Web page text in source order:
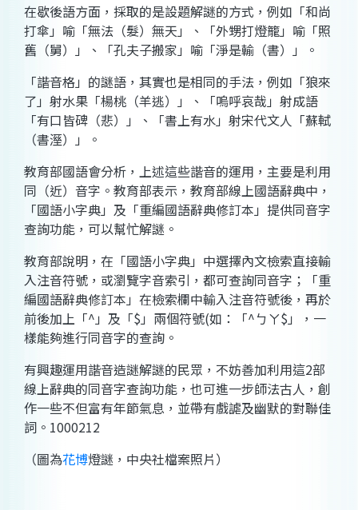
在歇後語方面，採取的是設題解謎的方式，例如「和尚
打傘」喻「無法（髮）無天」、「外甥打燈籠」喻「照
舊（舅）」、「孔夫子搬家」喻「淨是輸（書）」。
「諧音格」的謎語，其實也是相同的手法，例如「狼來
了」射水果「楊桃（羊逃）」、「嗚呼哀哉」射成語
「有口皆碑（悲）」、「書上有水」射宋代文人「蘇軾
（書溼）」。
教育部國語會分析，上述這些諧音的運用，主要是利用
同（近）音字。教育部表示，教育部線上國語辭典中，
「國語小字典」及「重編國語辭典修訂本」提供同音字
查詢功能，可以幫忙解謎。
教育部說明，在「國語小字典」中選擇內文檢索直接輸
入注音符號，或瀏覽字音索引，都可查詢同音字；「重
編國語辭典修訂本」在檢索欄中輸入注音符號後，再於
前後加上「^」及「$」兩個符號(如：「^ㄅㄚ$」，一
樣能夠進行同音字的查詢。
有興趣運用諧音造謎解謎的民眾，不妨善加利用這2部
線上辭典的同音字查詢功能，也可進一步師法古人，創
作一些不但富有年節氣息，並帶有戲謔及幽默的對聯佳
詞。1000212
（圖為花博燈謎，中央社檔案照片）